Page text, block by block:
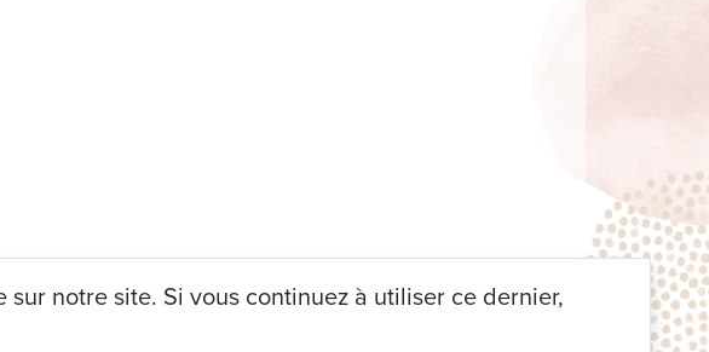
Divers|Immo DECO| Non classé| 8 novembre 2024
notre site. Si vous continuez à utiliser ce dernier,